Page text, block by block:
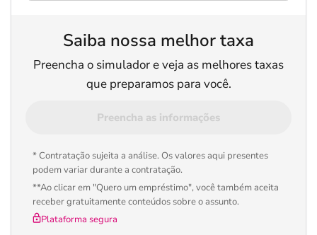
Saiba nossa melhor taxa
Preencha o simulador e veja as melhores taxas
que preparamos para você.
Preencha as informações
* Contratação sujeita a análise. Os valores aqui presentes
podem variar durante a contratação.
**Ao clicar em "Quero um empréstimo", você também aceita
receber gratuitamente conteúdos sobre o assunto.
Plataforma segura